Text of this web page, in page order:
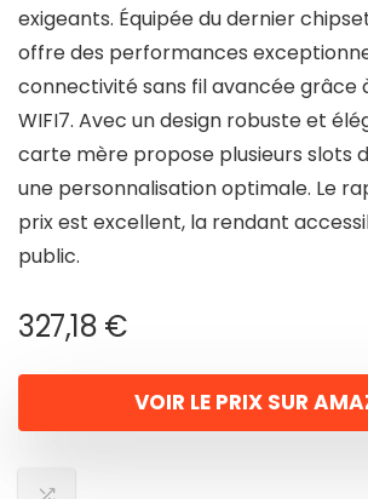
exigeants. Équipée du dernier
offre des performances
connectivité sans fil avancée grâce
WIFI7. Avec un design robuste et
carte mère propose plusieurs slots
une personnalisation optimale. Le
prix est excellent, la rendant
public.
327,18 €
VOIR LE PRIX SUR